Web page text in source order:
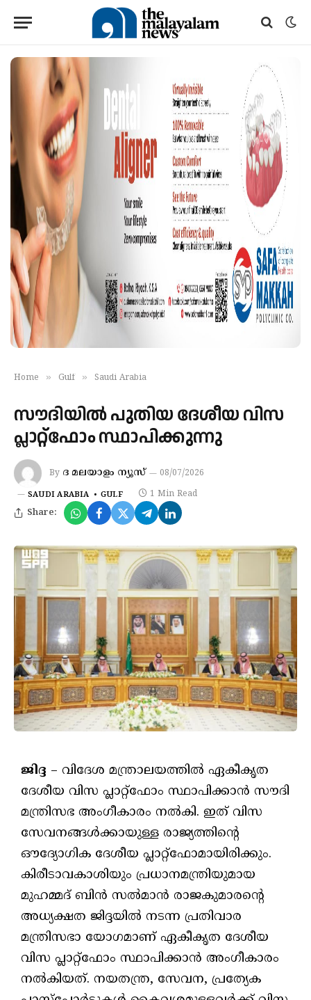
Home » Gulf » Saudi Arabia
സൗദിയില്‍ പുതിയ ദേശീയ വിസ
പ്ലാറ്റ്ഫോം സ്ഥാപിക്കുന്നു
By ദ മലയാളം ന്യൂസ് 08/07/2026
SAUDI ARABIA GULF 1 Min Read
Share:
ജിദ്ദ – വിദേശ മന്ത്രാലയത്തില്‍ ഏകീകൃത
ദേശീയ വിസ പ്ലാറ്റ്ഫോം സ്ഥാപിക്കാന്‍ സൗദി
മന്ത്രിസഭ അംഗീകാരം നല്‍കി. ഇത് വിസ
സേവനങ്ങള്‍ക്കായുള്ള രാജ്യത്തിന്റെ
ഔദ്യോഗിക ദേശീയ പ്ലാറ്റ്ഫോമായിരിക്കും.
കിരീടാവകാശിയും പ്രധാനമന്ത്രിയുമായ
മുഹമ്മദ് ബിന്‍ സല്‍മാന്‍ രാജകുമാരന്റെ
അധ്യക്ഷത ജിദ്ദയില്‍ നടന്ന പ്രതിവാര
മന്ത്രിസഭാ യോഗമാണ് ഏകീകൃത ദേശീയ
വിസ പ്ലാറ്റ്ഫോം സ്ഥാപിക്കാന്‍ അംഗീകാരം
നല്‍കിയത്. നയതന്ത്ര, സേവന, പ്രത്യേക